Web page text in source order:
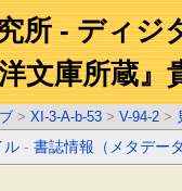
所 - ディジ
文庫所蔵』
> XI-3-A-b-53 > V-94-2 >
ル -書誌情報（メタデー